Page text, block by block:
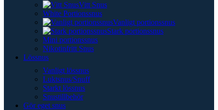
Vitt Snus
White Portionssnus
Vanligt portionssnus
Stark portionssnus
Mini portionssnus
Nikotinfritt Snus
Lössnus
Vanligt lössnus
Luktsnus/Snuff
Starkt lössnus
Snustillbehör
Gör eget snus